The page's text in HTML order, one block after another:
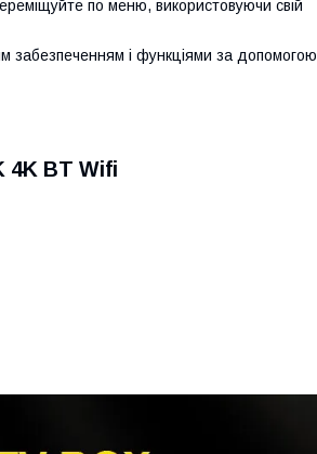
по меню, використовуючи свій
забезпеченням і функціями за допомогою
4K BT Wifi